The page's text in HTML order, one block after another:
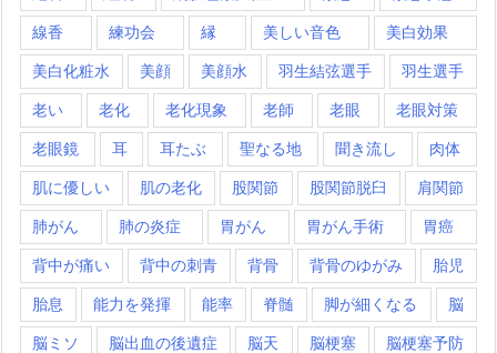
線香 練功会 縁 美しい音色 美白効果
美白化粧水 美顔 美顔水 羽生結弦選手 羽生選手
老い 老化 老化現象 老師 老眼 老眼対策
老眼鏡 耳 耳たぶ 聖なる地 聞き流し 肉体
肌に優しい 肌の老化 股関節 股関節脱臼 肩関節
肺がん 肺の炎症 胃がん 胃がん手術 胃癌
背中が痛い 背中の刺青 背骨 背骨のゆがみ 胎児
胎息 能力を発揮 能率 脊髄 脚が細くなる 脳
脳ミソ 脳出血の後遺症 脳天 脳梗塞 脳梗塞予防